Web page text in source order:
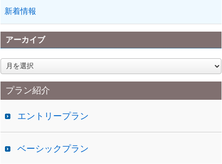
新着情報
アーカイブ
ア
ー
カ
イプラン紹介
エントリープラン
ベーシックプラン